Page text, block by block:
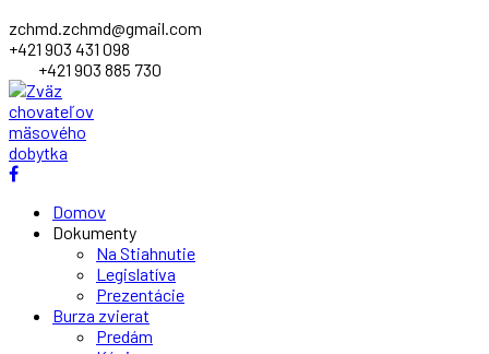
zchmd.zchmd@gmail.com
+421 903 431 098
+421 903 885 730
Facebook
Domov
Dokumenty
Na Stiahnutie
Legislatíva
Prezentácie
Burza zvierat
Predám